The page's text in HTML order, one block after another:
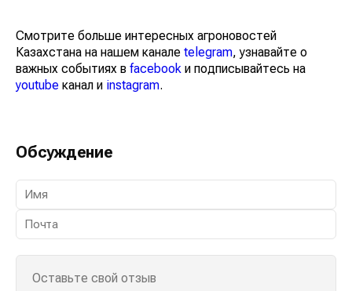
Смотрите больше интересных агроновостей
Казахстана на нашем канале telegram, узнавайте о
важных событиях в facebook и подписывайтесь на
youtube канал и instagram.
Обсуждение